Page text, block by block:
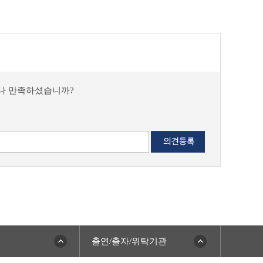
만족하셨습니까?
출연/출자/위탁기관